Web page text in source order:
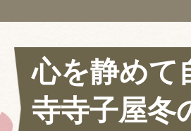
心を静めて
寺寺子屋